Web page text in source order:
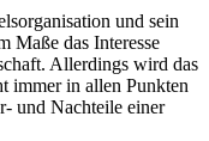
und sein
Maße das Interesse
Allerdings wird das
in allen Punkten
und Nachteile einer